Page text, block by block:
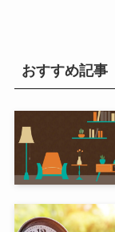
おすすめ記事